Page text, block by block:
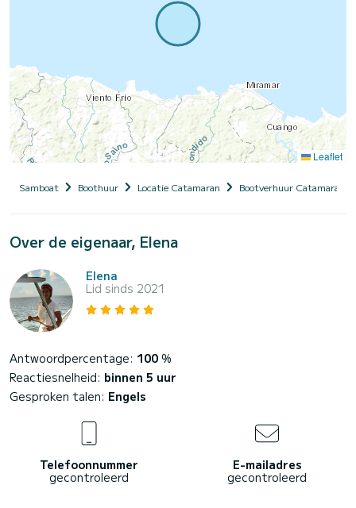
Leaflet
Samboat Boothuur Locatie Catamaran Bootverhuur Catamaran
Over de eigenaar, Elena
Elena
Lid sinds 2021
Antwoordpercentage: 100 %
Reactiesnelheid: binnen 5 uur
Gesproken talen: Engels
Telefoonnummer
gecontroleerd
E-mailadres
gecontroleerd